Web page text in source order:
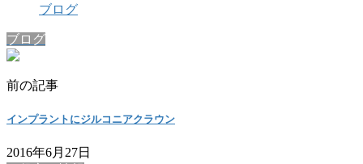
ブログ
ブログ
前の記事
インプラントにジルコニアクラウン
2016年6月27日